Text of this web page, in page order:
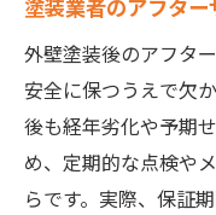
塗装業者のアフタ
外壁塗装後のアフタ
安全に保つうえで欠
後も経年劣化や予期
め、定期的な点検や
らです。実際、保証